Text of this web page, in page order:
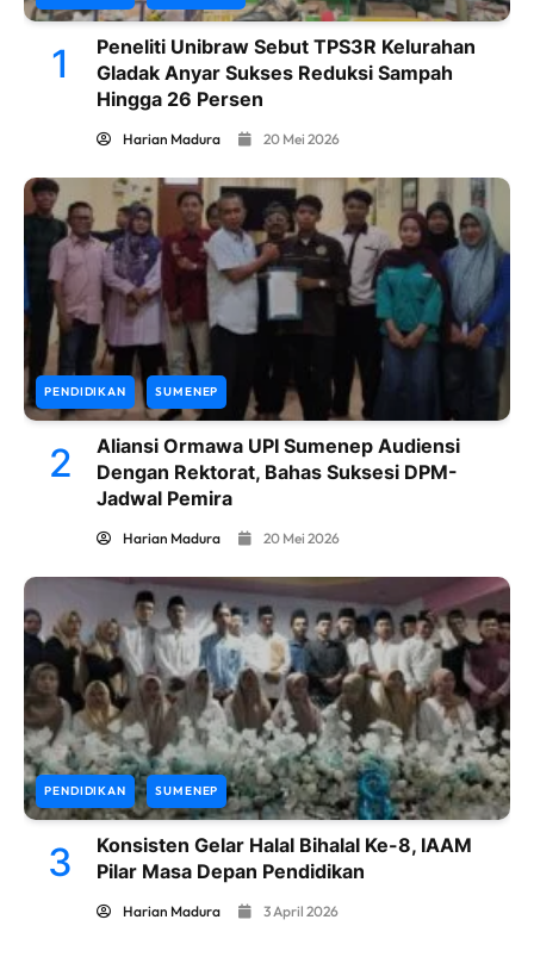
1
Peneliti Unibraw Sebut TPS3R Kelurahan
Gladak Anyar Sukses Reduksi Sampah
Hingga 26 Persen
Harian Madura 20 Mei 2026
PENDIDIKAN SUMENEP
2
Aliansi Ormawa UPI Sumenep Audiensi
Dengan Rektorat, Bahas Suksesi DPM-
Jadwal Pemira
Harian Madura 20 Mei 2026
PENDIDIKAN SUMENEP
3
Konsisten Gelar Halal Bihalal Ke-8, IAAM
Pilar Masa Depan Pendidikan
Harian Madura 3 April 2026